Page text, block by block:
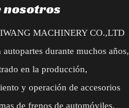
nosotros
MACHINERY CO.,LTD
autopartes durante muchos años,
en la producción,
y operación de accesorios
de frenos de automóviles.